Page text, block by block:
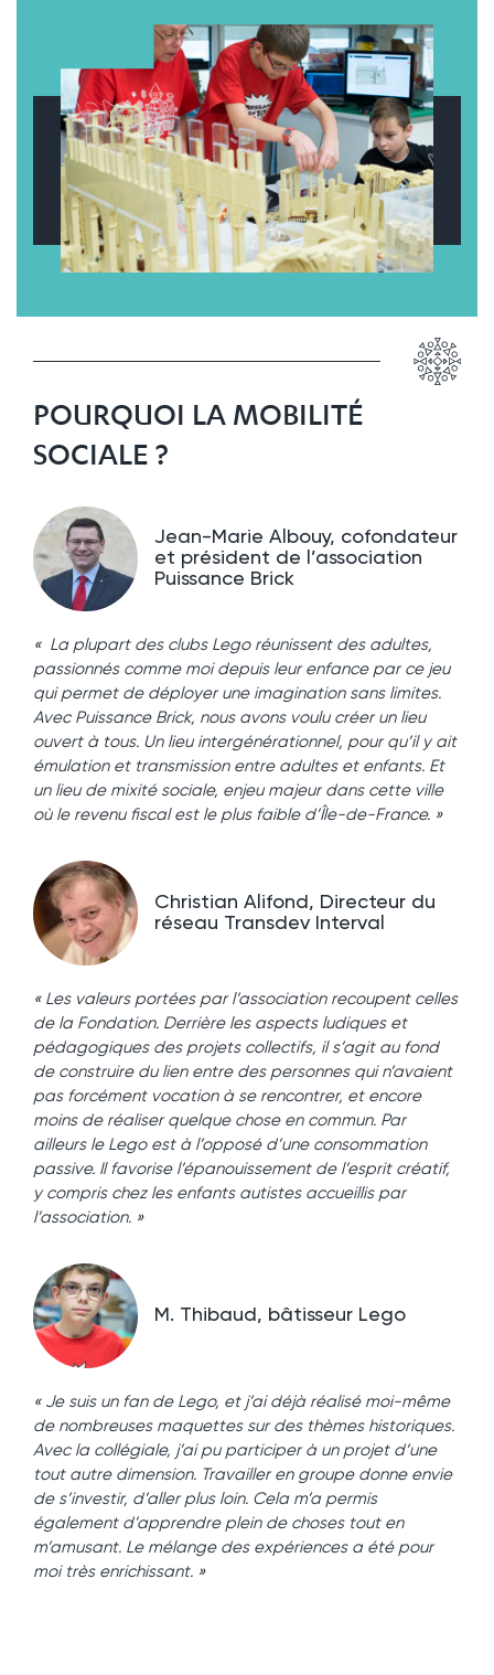
POURQUOI LA MOBILITÉ
SOCIALE ?
Jean-Marie Albouy, cofondateur
et président de l’association
Puissance Brick
« La plupart des clubs Lego réunissent des adultes,
passionnés comme moi depuis leur enfance par ce jeu
qui permet de déployer une imagination sans limites.
Avec Puissance Brick, nous avons voulu créer un lieu
ouvert à tous. Un lieu intergénérationnel, pour qu’il y ait
émulation et transmission entre adultes et enfants. Et
un lieu de mixité sociale, enjeu majeur dans cette ville
où le revenu fiscal est le plus faible d’Île-de-France. »
Christian Alifond, Directeur du
réseau Transdev Interval
« Les valeurs portées par l’association recoupent celles
de la Fondation. Derrière les aspects ludiques et
pédagogiques des projets collectifs, il s’agit au fond
de construire du lien entre des personnes qui n’avaient
pas forcément vocation à se rencontrer, et encore
moins de réaliser quelque chose en commun. Par
ailleurs le Lego est à l’opposé d’une consommation
passive. Il favorise l’épanouissement de l’esprit créatif,
y compris chez les enfants autistes accueillis par
l’association. »
M. Thibaud, bâtisseur Lego
« Je suis un fan de Lego, et j’ai déjà réalisé moi-même
de nombreuses maquettes sur des thèmes historiques.
Avec la collégiale, j’ai pu participer à un projet d’une
tout autre dimension. Travailler en groupe donne envie
de s’investir, d’aller plus loin. Cela m’a permis
également d’apprendre plein de choses tout en
m’amusant. Le mélange des expériences a été pour
moi très enrichissant. »